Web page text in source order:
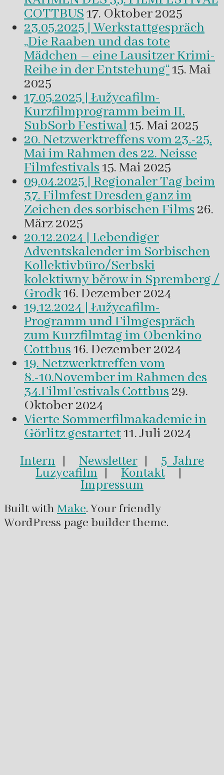
COTTBUS17. Oktober 2025
23.05.2025 | Werkstattgespräch
„Die Raaben und das tote
Mädchen – eine Lausitzer Krimi-
Reihe in der Entstehung“15. Mai
2025
17.05.2025 | Łužycafilm-
Kurzfilmprogramm beim II.
SubSorb Festiwal15. Mai 2025
20. Netzwerktreffens vom 23.-25.
Mai im Rahmen des 22. Neisse
Filmfestivals15. Mai 2025
09.04.2025 | Regionaler Tag beim
37. Filmfest Dresden ganz im
Zeichen des sorbischen Films26.
März 2025
20.12.2024 | Lebendiger
Adventskalender im Sorbischen
Kollektivbüro/Serbski
kolektiwny běrow in Spremberg /
Grodk16. Dezember 2024
19.12.2024 | Łužycafilm-
Programm und Filmgespräch
zum Kurzfilmtag im Obenkino
Cottbus16. Dezember 2024
19. Netzwerktreffen vom
8.-10.November im Rahmen des
34.FilmFestivals Cottbus29.
Oktober 2024
Vierte Sommerfilmakademie in
Görlitz gestartet11. Juli 2024
Intern | Newsletter | 5 Jahre
Luzycafilm | Kontakt|
Impressum
Built with Make. Your friendly
WordPress page builder theme.